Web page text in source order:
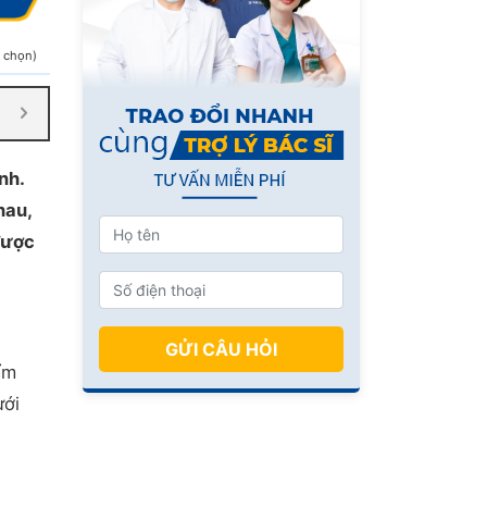
GỬI CÂU HỎI